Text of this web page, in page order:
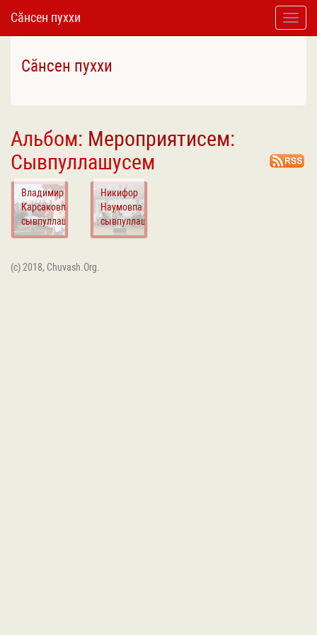
Toggle
Сӑнсен пуххи
Сӑнсен пуххи
Альбом: Мероприятисем:
Сывпуллашусем
Владимир
Карсаковпа
сывпуллашни
Никифор
Наумовпа
сывпуллашни
(c) 2018, Chuvash.Org.